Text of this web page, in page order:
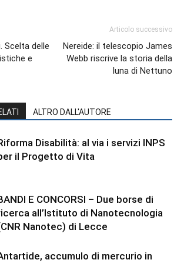
Scelta delle
e
Articolo successivo
Nereide: il telescopio James
Webb riscrive la storia della
luna di Nettuno
ALTRO DALL'AUTORE
Disabilità: al via i servizi INPS
il Progetto di Vita
E CONCORSI – Due borse di
all’Istituto di Nanotecnologia
Nanotec) di Lecce
accumulo di mercurio in